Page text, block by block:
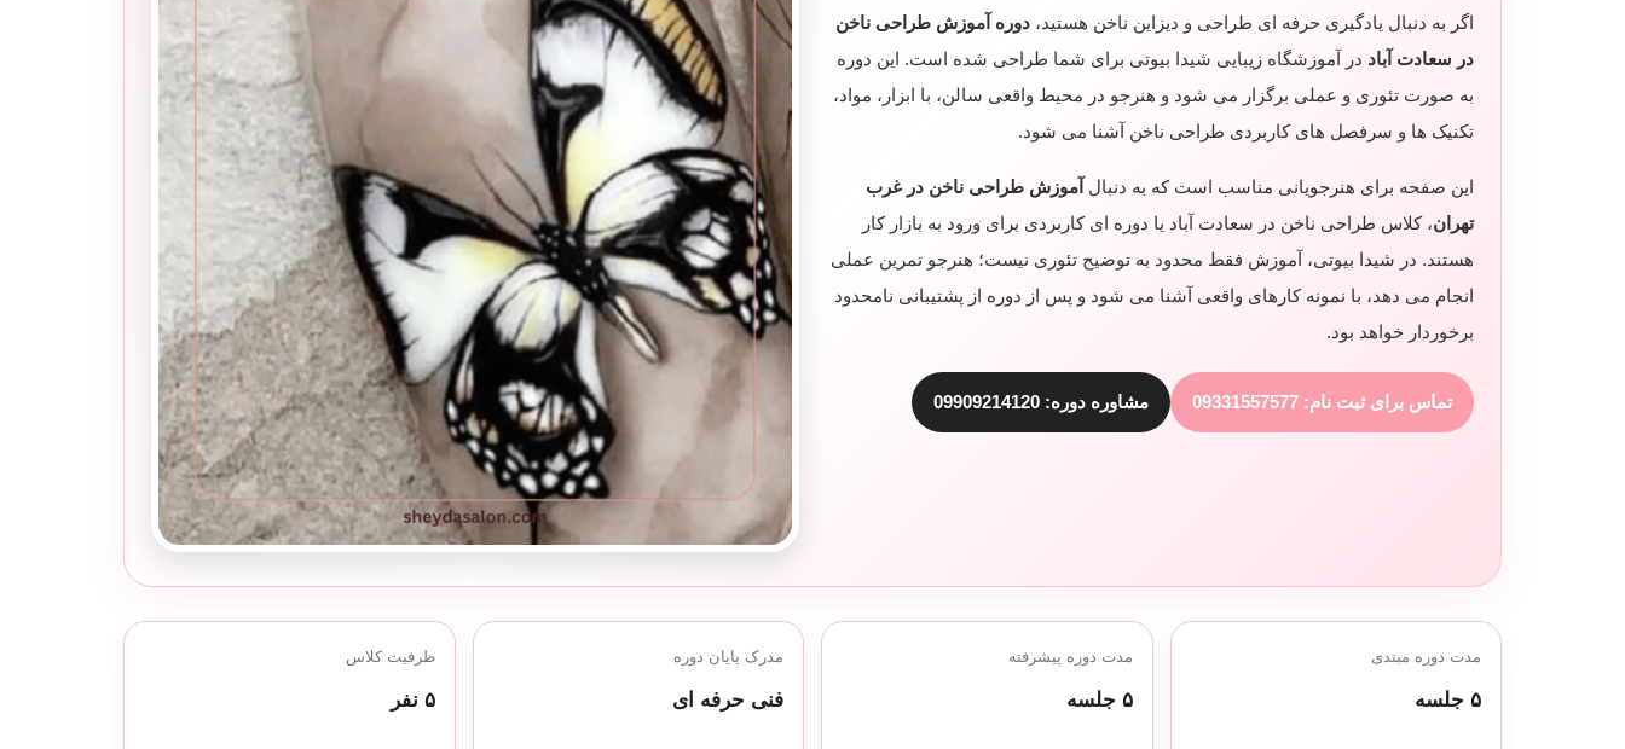
اگر به دنبال یادگیری حرفه ای طراحی و دیزاین ناخن هستید، دوره آموزش طراحی ناخن
در سعادت آباد در آموزشگاه زیبایی شیدا بیوتی برای شما طراحی شده است. این دوره
به صورت تئوری و عملی برگزار می شود و هنرجو در محیط واقعی سالن، با ابزار، مواد،
تکنیک ها و سرفصل های کاربردی طراحی ناخن آشنا می شود.
این صفحه برای هنرجویانی مناسب است که به دنبال آموزش طراحی ناخن در غرب
تهران، کلاس طراحی ناخن در سعادت آباد یا دوره ای کاربردی برای ورود به بازار کار
هستند. در شیدا بیوتی، آموزش فقط محدود به توضیح تئوری نیست؛ هنرجو تمرین عملی
انجام می دهد، با نمونه کارهای واقعی آشنا می شود و پس از دوره از پشتیبانی نامحدود
برخوردار خواهد بود.
تماس برای ثبت نام: 09331557577 مشاوره دوره: 09909214120
مدت دوره مبتدی
۵ جلسه
مدت دوره پیشرفته
۵ جلسه
مدرک پایان دوره
فنی حرفه ای
ظرفیت کلاس
۵ نفر